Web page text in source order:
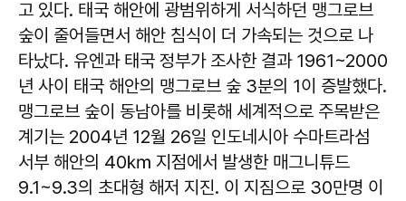
고 있다. 태국 해안에 광범위하게 서식하던 맹그로브
숲이 줄어들면서 해안 침식이 더 가속되는 것으로 나
타났다. 유엔과 태국 정부가 조사한 결과 1961~2000
년 사이 태국 해안의 맹그로브 숲 3분의 1이 증발했다.
맹그로브 숲이 동남아를 비롯해 세계적으로 주목받은
계기는 2004년 12월 26일 인도네시아 수마트라섬
서부 해안의 40㎞ 지점에서 발생한 매그니튜드
9.1~9.3의 초대형 해저 지진. 이 지짐으로 30만명 이